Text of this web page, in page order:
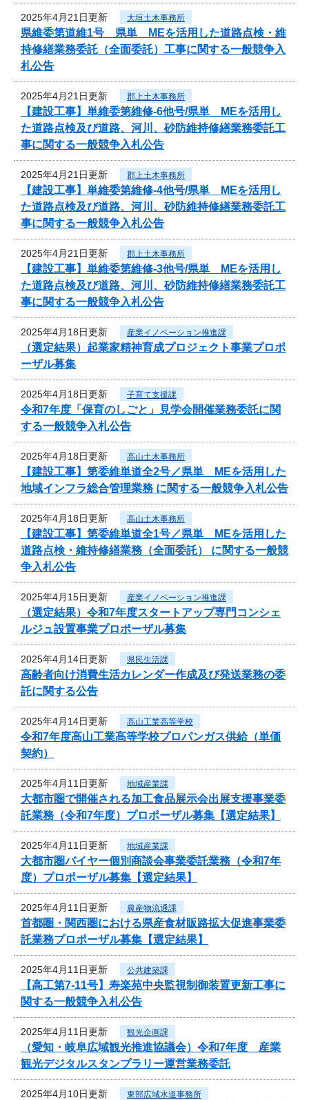
2025年4月21日更新 大垣土木事務所
県維委第道維1号 県単 MEを活用した道路点検・維
持修繕業務委託（全面委託）工事に関する一般競争入
札公告
2025年4月21日更新 郡上土木事務所
【建設工事】単維委第維修‐6他号/県単 MEを活用し
た道路点検及び道路、河川、砂防維持修繕業務委託工
事に関する一般競争入札公告
2025年4月21日更新 郡上土木事務所
【建設工事】単維委第維修‐4他号/県単 MEを活用し
た道路点検及び道路、河川、砂防維持修繕業務委託工
事に関する一般競争入札公告
2025年4月21日更新 郡上土木事務所
【建設工事】単維委第維修‐3他号/県単 MEを活用し
た道路点検及び道路、河川、砂防維持修繕業務委託工
事に関する一般競争入札公告
2025年4月18日更新 産業イノベーション推進課
（選定結果）起業家精神育成プロジェクト事業プロポ
ーザル募集
2025年4月18日更新 子育て支援課
令和7年度「保育のしごと」見学会開催業務委託に関
する一般競争入札公告
2025年4月18日更新 高山土木事務所
【建設工事】第委維単道全2号／県単 MEを活用した
地域インフラ総合管理業務 に関する一般競争入札公告
2025年4月18日更新 高山土木事務所
【建設工事】第委維単道全1号／県単 MEを活用した
道路点検・維持修繕業務（全面委託） に関する一般競
争入札公告
2025年4月15日更新 産業イノベーション推進課
（選定結果）令和7年度スタートアップ専門コンシェ
ルジュ設置事業プロポーザル募集
2025年4月14日更新 県民生活課
高齢者向け消費生活カレンダー作成及び発送業務の委
託に関する公告
2025年4月14日更新 高山工業高等学校
令和7年度高山工業高等学校プロパンガス供給（単価
契約）
2025年4月11日更新 地域産業課
大都市圏で開催される加工食品展示会出展支援事業委
託業務（令和7年度）プロポーザル募集【選定結果】
2025年4月11日更新 地域産業課
大都市圏バイヤー個別商談会事業委託業務（令和7年
度）プロポーザル募集【選定結果】
2025年4月11日更新 農産物流通課
首都圏・関西圏における県産食材販路拡大促進事業委
託業務プロポーザル募集【選定結果】
2025年4月11日更新 公共建築課
【高工第7-11号】寿楽苑中央監視制御装置更新工事に
関する一般競争入札公告
2025年4月11日更新 観光企画課
（愛知・岐阜広域観光推進協議会）令和7年度 産業
観光デジタルスタンプラリー運営業務委託
2025年4月10日更新 東部広域水道事務所